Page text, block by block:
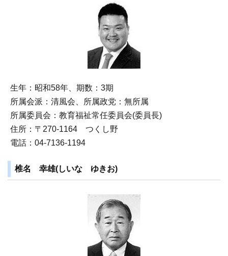
生年：昭和58年、期数：3期
所属会派：清風会、所属政党：無所属
所属委員会：教育福祉常任委員会(委員長)
住所：〒270‐1164 つくし野
電話：04-7136-1194
椎名 幸雄(しいな ゆきお)